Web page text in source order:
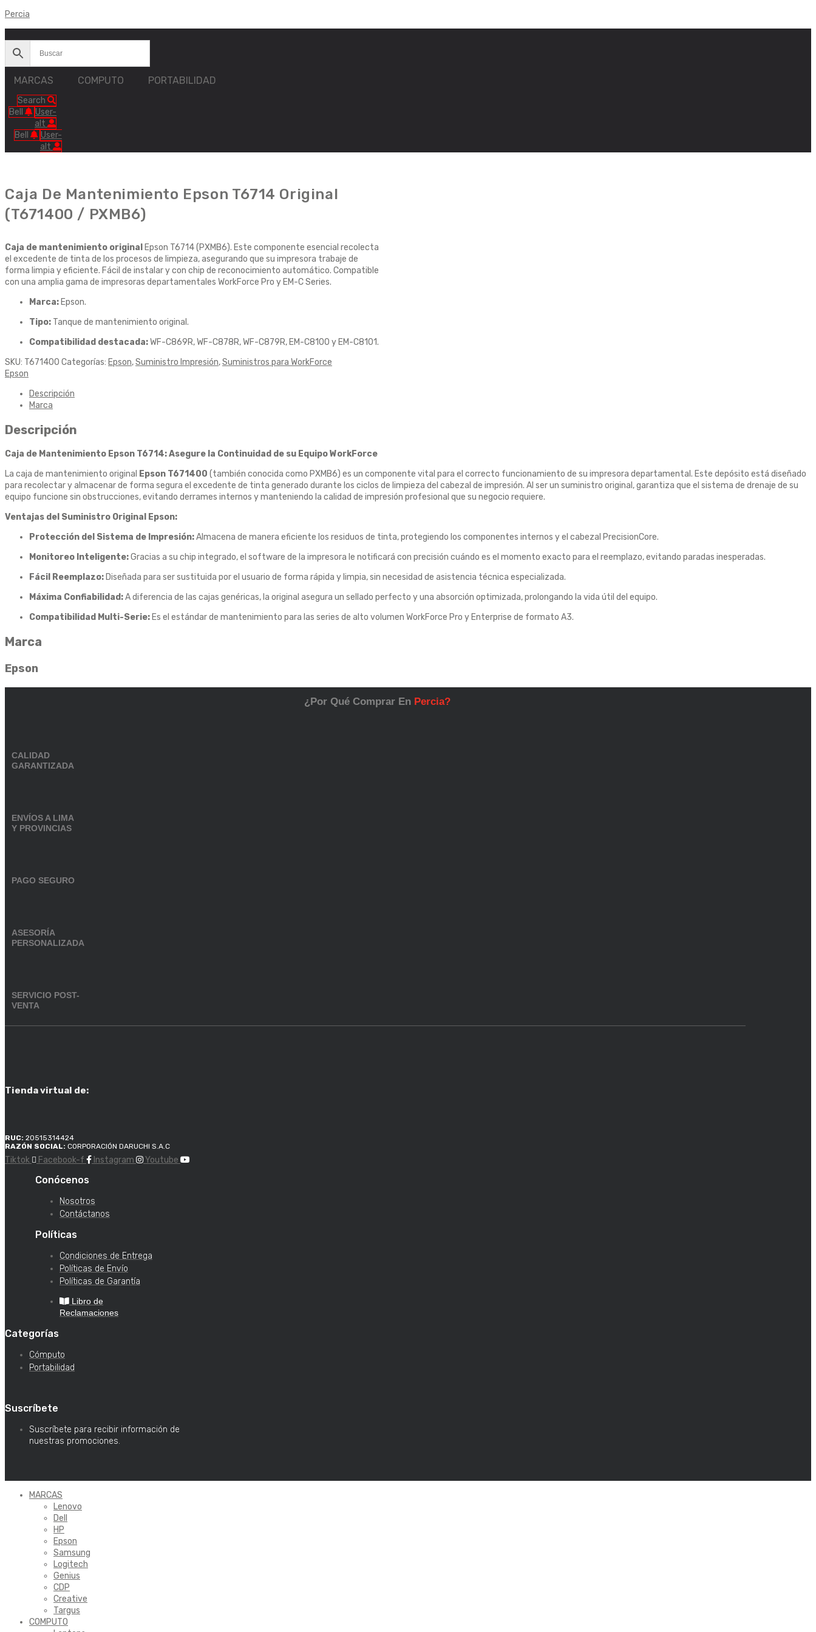
IrPercia
MARCAS COMPUTO PORTABILIDAD
Search
Bell
User-
alt
Bell
User-
alt
Caja De Mantenimiento Epson T6714 Original
(T671400 / PXMB6)
Caja de mantenimiento original Epson T6714 (PXMB6). Este componente esencial recolecta
el excedente de tinta de los procesos de limpieza, asegurando que su impresora trabaje de
forma limpia y eficiente. Fácil de instalar y con chip de reconocimiento automático. Compatible
con una amplia gama de impresoras departamentales WorkForce Pro y EM-C Series.
Marca: Epson.
Tipo: Tanque de mantenimiento original.
Compatibilidad destacada:WF-C869R, WF-C878R, WF-C879R, EM-C8100 y EM-C8101.
SKU: T671400 Categorías: Epson,Suministro Impresión,Suministros para WorkForce
Epson
Descripción
Marca
Descripción
Caja de Mantenimiento Epson T6714: Asegure la Continuidad de su Equipo WorkForce
La caja de mantenimiento original Epson T671400 (también conocida como PXMB6) es un componente vital para el correcto funcionamiento de su impresora departamental. Este depósito está diseñado
para recolectar y almacenar de forma segura el excedente de tinta generado durante los ciclos de limpieza del cabezal de impresión. Al ser un suministro original, garantiza que el sistema de drenaje de su
equipo funcione sin obstrucciones, evitando derrames internos y manteniendo la calidad de impresión profesional que su negocio requiere.
Ventajas del Suministro Original Epson:
Protección del Sistema de Impresión:Almacena de manera eficiente los residuos de tinta, protegiendo los componentes internos y el cabezal PrecisionCore.
Monitoreo Inteligente:Gracias a su chip integrado, el software de la impresora le notificará con precisión cuándo es el momento exacto para el reemplazo, evitando paradas inesperadas.
Fácil Reemplazo: Diseñada para ser sustituida por el usuario de forma rápida y limpia, sin necesidad de asistencia técnica especializada.
Máxima Confiabilidad:A diferencia de las cajas genéricas, la original asegura un sellado perfecto y una absorción optimizada, prolongando la vida útil del equipo.
Compatibilidad Multi-Serie: Es el estándar de mantenimiento para las series de alto volumen WorkForce Pro y Enterprise de formato A3.
Marca
Epson
¿Por Qué Comprar En Percia?
CALIDAD
GARANTIZADA
ENVÍOS A LIMA
Y PROVINCIAS
PAGO SEGURO
ASESORÍA
PERSONALIZADA
SERVICIO POST-
VENTA
Tienda virtual de:
RUC: 20515314424
RAZÓN SOCIAL: CORPORACIÓN DARUCHI S.A.C
Tiktok Facebook-f Instagram Youtube
Conócenos
Nosotros
Contáctanos
Políticas
Condiciones de Entrega
Políticas de Envío
Políticas de Garantía
Libro de
Reclamaciones
Categorías
Cómputo
Portabilidad
Suscríbete
Suscríbete para recibir información de
nuestras promociones.
MARCAS
Lenovo
Dell
HP
Epson
Samsung
Logitech
Genius
CDP
Creative
Targus
COMPUTO